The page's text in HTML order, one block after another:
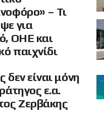
– Τι
για
ΟΗΕ και
παιχνίδι
είναι μόνη
ε.α.
Ζερβάκης